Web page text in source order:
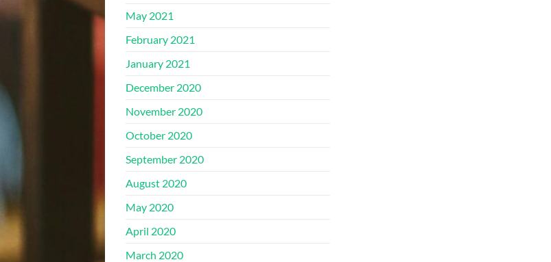
May 2021
February 2021
January 2021
December 2020
November 2020
October 2020
September 2020
August 2020
May 2020
April 2020
March 2020